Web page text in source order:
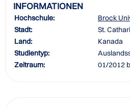
INFORMATIONEN
Hochschule:
Brock
Stadt:
St.
Land:
Kanada
Studientyp:
Zeitraum:
01/2012